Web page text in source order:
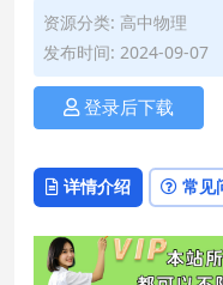
资源分类: 高中物理
发布时间: 2024-09-07
登录后下载
详情介绍 常见